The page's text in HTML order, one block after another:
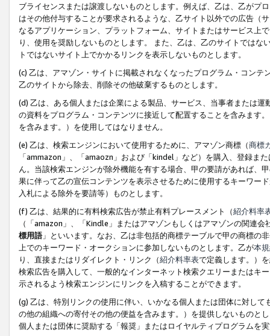
ブライセンスまたは譲渡しないものとします。例えば、乙は、乙がプ
はその他付与することが要求されるような、乙サイト以外での広告（
なるアプリケーション、プラットフォーム、サイトまたはサービス上
り、使用を奨励しないものとします。 また、乙は、乙のサイトでは
トではないサイト上でかかるリンクを表示しないものとします。
(c) 乙は、アマゾン・サイトに掲載されなくなったプログラム・コン
乙のサイトから除去、削除その他破棄するものとします。
(d) 乙は、ある個人または企業による製品、サービス、当事者または
の資料をプログラム・コンテンツに接近して配置することを含みます
を含みます。）を使用してはなりません。
(e) 乙は、検索エンジンにおいて使用するために、アマゾン商標（商標
「ammazon」、「amaozn」および「kindel」など）を購入、登録ま
ん。当該検索エンジンが除外機能を有する場合、甲の要請があれば、
果に伴って乙の宣伝コンテンツを表示させるために使用するキーワー
入札による除外を要請等）ものとします。
(f) 乙は、結果的に有料検索広告が禁止有料プレースメント（紹介料率
（「amazon」、「Kindle」またはアマゾンもしくはアマゾンの関連
標用語」といいます。なお、乙は非包括的商標テーブルで甲の商標の
上でのキーワード・オークションに参加しないものとします。乙が本
り、直接またはリダイレクト・リンク（紹介料率表で定義します。）
検索広告を購入して、一般的なインターネット検索クエリーまたはキ
示されるよう検索エンジンにリンクを入稿することができます。
(g) 乙は、特別リンクの使用に伴い、いかなる個人または団体に対し
の他の組織への寄付その他の便益を含みます。）を提供しないものと
個人または団体に奨励する「報奨」またはロイヤルティプログラムを